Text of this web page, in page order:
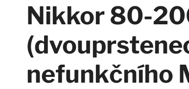
Nikkor 80-
nefunkčního